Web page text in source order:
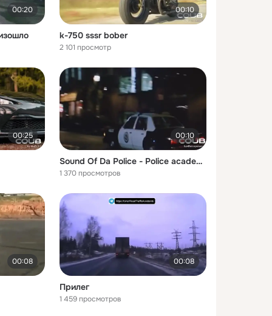
00:20 00:10
k-750 sssr bober
2 101 просмотр
00:25 00:10
Sound Of Da Police - Police academy
1 370 просмотров
00:08 00:08
Прилег
1 459 просмотров